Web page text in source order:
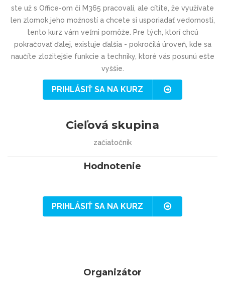
ste už s Office-om či M365 pracovali, ale cítite, že využívate
len zlomok jeho možností a chcete si usporiadať vedomosti,
tento kurz vám veľmi pomôže. Pre tých, ktorí chcú
pokračovať ďalej, existuje ďalšia - pokročilá úroveň, kde sa
naučíte zložitejšie funkcie a techniky, ktoré vás posunú ešte
vyššie.
PRIHLÁSIŤ SA NA KURZ
Cieľová skupina
začiatočník
Hodnotenie
PRIHLÁSIŤ SA NA KURZ
Organizátor